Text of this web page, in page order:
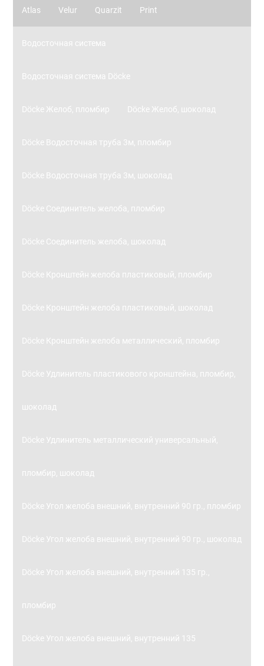
Atlas Velur Quarzit Print
Водосточная система
Водосточная система Döcke
Döcke Желоб, пломбир Döcke Желоб, шоколад
Döcke Водосточная труба 3м, пломбир
Döcke Водосточная труба 3м, шоколад
Döcke Соединитель желоба, пломбир
Döcke Соединитель желоба, шоколад
Döcke Кронштейн желоба пластиковый, пломбир
Döcke Кронштейн желоба пластиковый, шоколад
Döcke Кронштейн желоба металлический, пломбир
Döcke Удлинитель пластикового кронштейна, пломбир,
шоколад
Döcke Удлинитель металлический универсальный,
пломбир, шоколад
Döcke Угол желоба внешний, внутренний 90 гр., пломбир
Döcke Угол желоба внешний, внутренний 90 гр., шоколад
Döcke Угол желоба внешний, внутренний 135 гр.,
пломбир
Döcke Угол желоба внешний, внутренний 135